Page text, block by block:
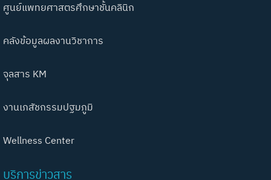
ศูนย์แพทยศาสตรศึกษาชั้นคลินิก
คลังข้อมูลผลงานวิชาการ
จุลสาร KM
งานเภสัชกรรมปฐมภูมิ
Wellness Center
บริการข่าวสาร